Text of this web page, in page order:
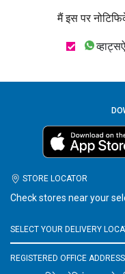
मैं इस पर
STORE LOCATOR
Check stores near your
REGISTERED OFFICE ADDRESS